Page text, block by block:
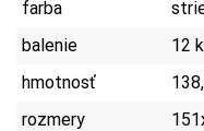
farba
balenie
12
hmotnosť
rozmery